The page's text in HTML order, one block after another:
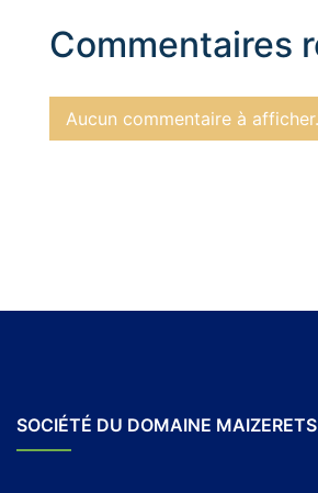
Commentaires
Aucun commentaire à afficher.
SOCIÉTÉ DU DOMAINE MAIZERETS